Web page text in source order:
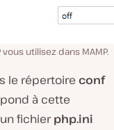
utilisez dans MAMP.
le répertoire conf
à cette
fichierphp.ini